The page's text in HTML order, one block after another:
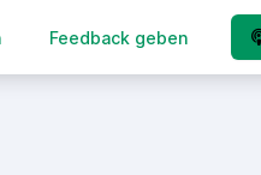
Feedback geben